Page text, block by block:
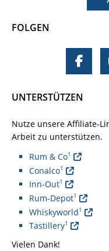
FOLGEN
UNTERSTÜTZEN
Nutze unsere Affiliate-
Arbeit zu unterstützen.
Rum & Co1
Conalco1
Inn-Out1
Rum-Depot1
Whiskyworld1
Tastillery1
Vielen Dank!